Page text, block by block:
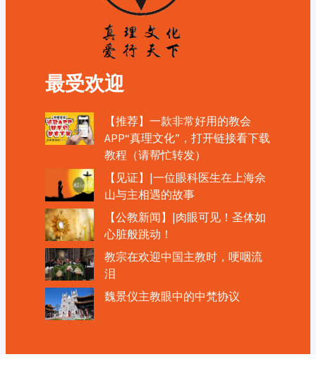
最受欢迎
【推荐】一款非常好用的教会
APP“真理文化”，打开链接看下载
教程（请帮忙转发）
【见证】|一位眼科医生在上海佘
山与主相遇的故事
【公教新闻】|肉眼可见！圣体如
心脏般跳动！
教宗在欢迎中国主教时，哽咽流
泪
魏景仪主教眼中的中梵协议